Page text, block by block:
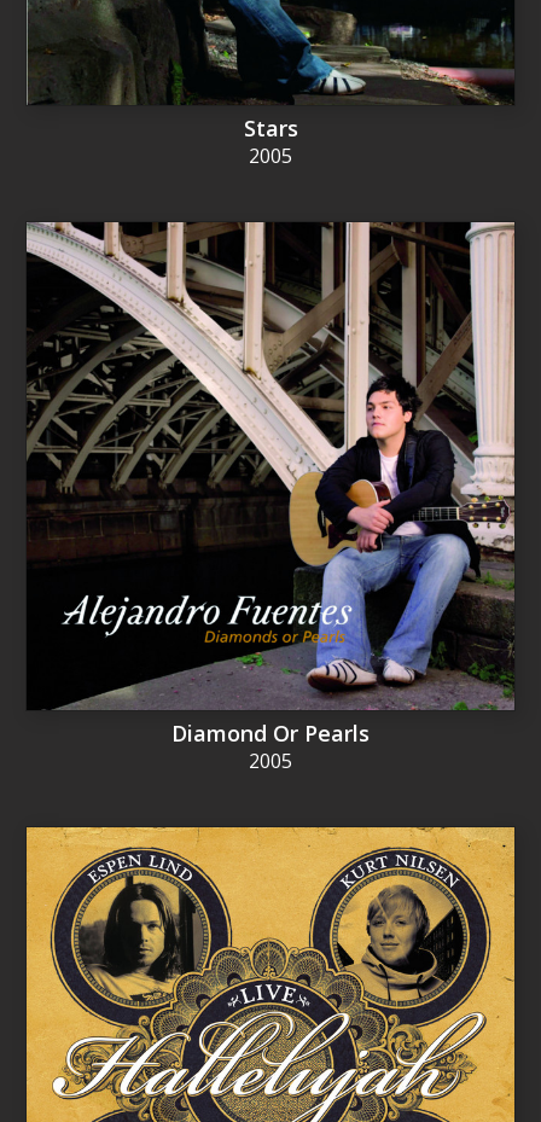
Stars
2005
Diamond Or Pearls
2005